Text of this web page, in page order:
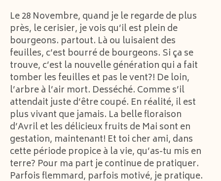
Le 28 Novembre, quand je le regarde de plus
près, le cerisier, je vois qu’il est plein de
bourgeons. partout. Là ou luisaient des
feuilles, c’est bourré de bourgeons. Si ça se
trouve, c’est la nouvelle génération qui a fait
tomber les feuilles et pas le vent?! De loin,
l’arbre à l’air mort. Desséché. Comme s’il
attendait juste d’être coupé. En réalité, il est
plus vivant que jamais. La belle floraison
d’Avril et les délicieux fruits de Mai sont en
gestation, maintenant! Et toi cher ami, dans
cette période propice à la vie, qu’as-tu mis en
terre? Pour ma part je continue de pratiquer.
Parfois flemmard, parfois motivé, je pratique.